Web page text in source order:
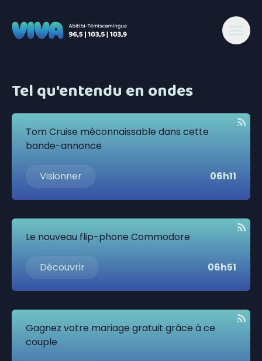
Tel qu'entendu en ondes
Tom Cruise méconnaissable dans cette
bande-annonce
Visionner 06h11
Le nouveau flip-phone Commodore
Découvrir 06h51
Gagnez votre mariage gratuit grâce à ce
couple